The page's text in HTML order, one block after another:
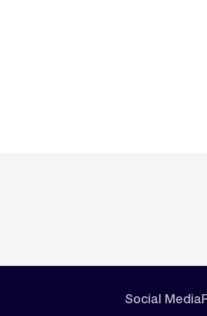
Social Media